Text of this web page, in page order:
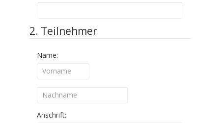
2. Teilnehmer
Name:
Anschrift: